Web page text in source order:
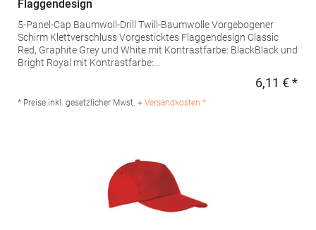
Flaggendesign
5-Panel-Cap Baumwoll-Drill Twill-Baumwolle Vorgebogener
Schirm Klettverschluss Vorgesticktes Flaggendesign Classic
Red, Graphite Grey und White mit Kontrastfarbe: BlackBlack und
Bright Royal mit Kontrastfarbe:
Grand Prix Cap Angaben zur Produktsicherheit: Herst.-Nr.:
B159Hersteller: Beechfield Brands Europe B.V. Posthoornstraat
6,11 € *
* Preise inkl. gesetzlicher Mwst. + Versandkosten *